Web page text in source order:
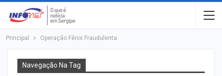
Principal Operação Fênix Fraudulenta
Navegação Na Tag